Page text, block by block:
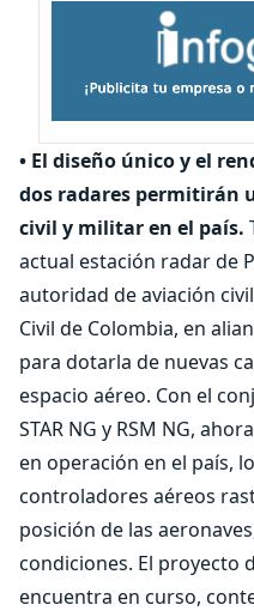
• El diseño único y el
dos radares permitirán
civil y militar en el país.
actual estación radar de
autoridad de aviación
Civil de Colombia, en
para dotarla de nuevas
espacio aéreo. Con el
STAR NG y RSM NG,
en operación en el país,
controladores aéreos
posición de las
condiciones. El proyecto
encuentra en curso,